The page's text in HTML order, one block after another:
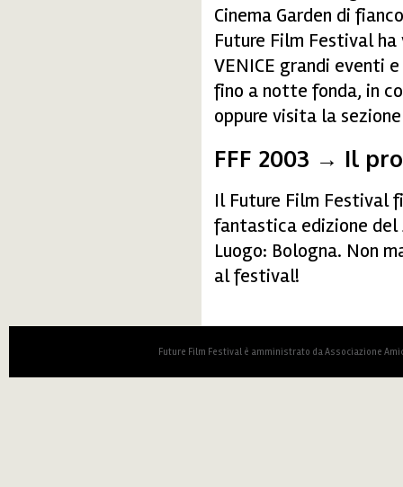
Cinema Garden di
Future Film Festival
VENICE grandi eventi
fino a notte fonda, in
oppure visita la
FFF 2003 → Il
Il Future Film Festival
fantastica edizione del
Luogo: Bologna. Non
al festival!
Future Film Festival è amministrato da Associazione